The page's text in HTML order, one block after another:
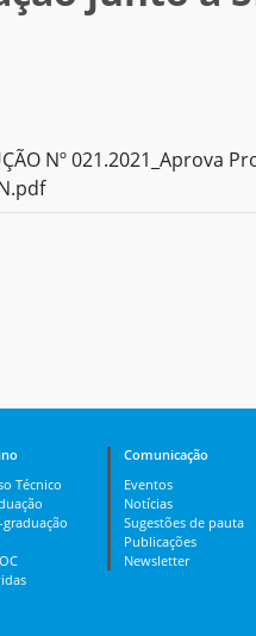
Nº 021.2021_Aprova
Técnico
graduação
Comunicação
Eventos
Notícias
Sugestões de pauta
Publicações
Newsletter